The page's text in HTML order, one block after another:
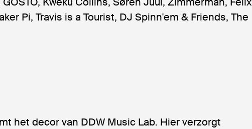
Pi, Travis is a Tourist, DJ Spinn'em & Friends, The
het decor van DDW Music Lab. Hier verzorgt